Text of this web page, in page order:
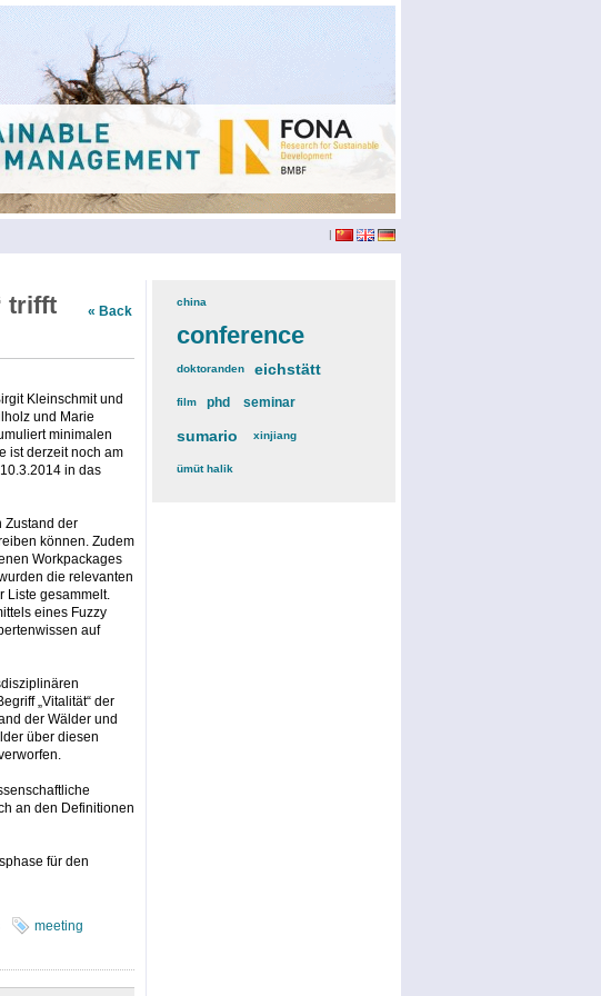
|
« Back
trifft
Kleinschmit und
und Marie
minimalen
ist derzeit noch am
in das
Zustand der
können. Zudem
Workpackages
die relevanten
Liste gesammelt.
eines Fuzzy
auf
„Vitalität“ der
der Wälder und
über diesen
an den Definitionen
für den
meeting
china(3)
conference(12)
doktoranden(3)eichstätt
film(2)phd (4)seminar
sumario (6)xinjiang(2)
ümüt halik(2)